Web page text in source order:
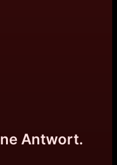
Antwort.